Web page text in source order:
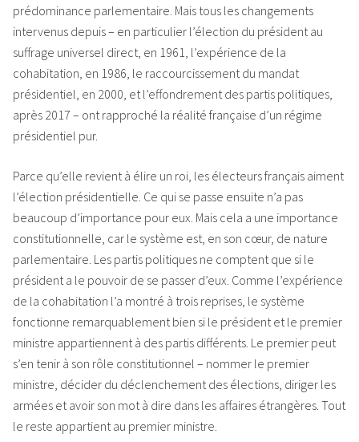
prédominance parlementaire. Mais tous les changements
intervenus depuis – en particulier l’élection du président au
suffrage universel direct, en 1961, l’expérience de la
cohabitation, en 1986, le raccourcissement du mandat
présidentiel, en 2000, et l’effondrement des partis politiques,
après 2017 – ont rapproché la réalité française d’un régime
présidentiel pur.
Parce qu’elle revient à élire un roi, les électeurs français aiment
l’élection présidentielle. Ce qui se passe ensuite n’a pas
beaucoup d’importance pour eux. Mais cela a une importance
constitutionnelle, car le système est, en son cœur, de nature
parlementaire. Les partis politiques ne comptent que si le
président a le pouvoir de se passer d’eux. Comme l’expérience
de la cohabitation l’a montré à trois reprises, le système
fonctionne remarquablement bien si le président et le premier
ministre appartiennent à des partis différents. Le premier peut
s’en tenir à son rôle constitutionnel – nommer le premier
ministre, décider du déclenchement des élections, diriger les
armées et avoir son mot à dire dans les affaires étrangères. Tout
le reste appartient au premier ministre.